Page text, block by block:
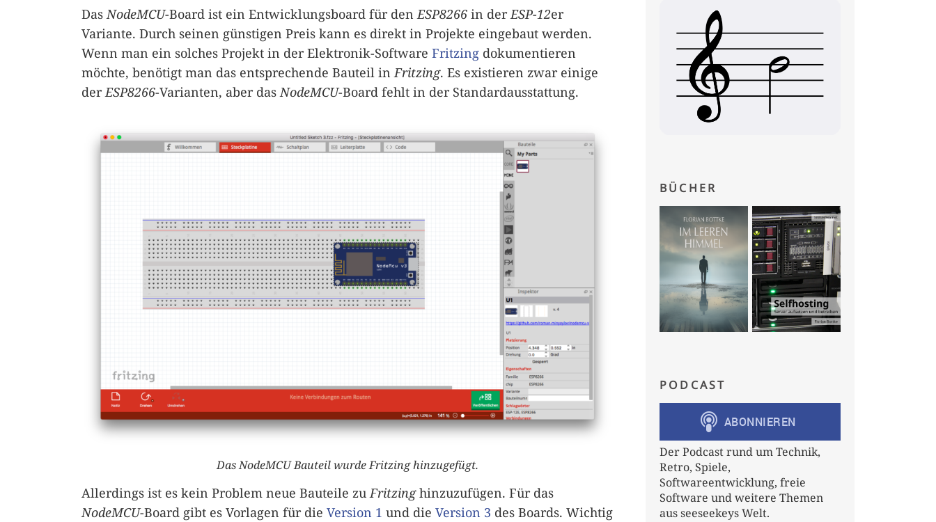
DasNodeMCU-Board ist ein Entwicklungsboard für denESP8266 in derESP-12er
Variante. Durch seinen günstigen Preis kann es direkt in Projekte eingebaut werden.
Wenn man ein solches Projekt in der Elektronik-Software Fritzing dokumentieren
möchte, benötigt man das entsprechende Bauteil inFritzing. Es existieren zwar einige
derESP8266-Varianten, aber dasNodeMCU-Board fehlt in der Standardausstattung.
Das NodeMCU Bauteil wurde Fritzing hinzugefügt.
Allerdings ist es kein Problem neue Bauteile zuFritzinghinzuzufügen. Für das
NodeMCU-Board gibt es Vorlagen für die Version 1 und die Version 3 des Boards. Wichtig
BÜCHER
PODCAST
Der Podcast rund um Technik,
Retro, Spiele,
Softwareentwicklung, freie
Software und weitere Themen
aus seeseekeys Welt.